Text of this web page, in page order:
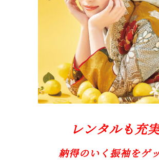
レンタルも充
納得のいく振袖をゲ